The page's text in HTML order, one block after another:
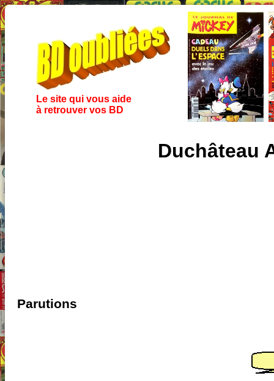
Le site qui vous aide
à retrouver vos BD
Duchâteau
Parutions